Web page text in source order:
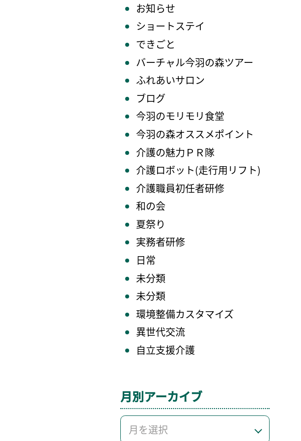
お知らせ
ショートステイ
できごと
バーチャル今羽の森ツアー
ふれあいサロン
ブログ
今羽のモリモリ食堂
今羽の森オススメポイント
介護の魅力ＰＲ隊
介護ロボット(走行用リフト)
介護職員初任者研修
和の会
夏祭り
実務者研修
日常
未分類
未分類
環境整備カスタマイズ
異世代交流
自立支援介護
月別アーカイブ